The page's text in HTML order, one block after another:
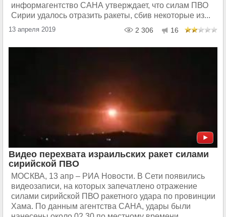
информагентство САНА утверждает, что силам ПВО
Сирии удалось отразить ракеты, сбив некоторые из...
13 апреля 2019 2 306 16
Видео перехвата израильских ракет силами
сирийской ПВО
МОСКВА, 13 апр – РИА Новости. В Сети появились
видеозаписи, на которых запечатлено отражение
силами сирийской ПВО ракетного удара по провинции
Хама. По данным агентства САНА, удары были